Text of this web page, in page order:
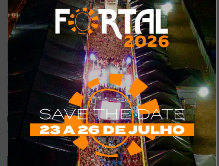
E-mail
Site
Salvar meus dados neste navegador para a próxima vez que eu
comentar.